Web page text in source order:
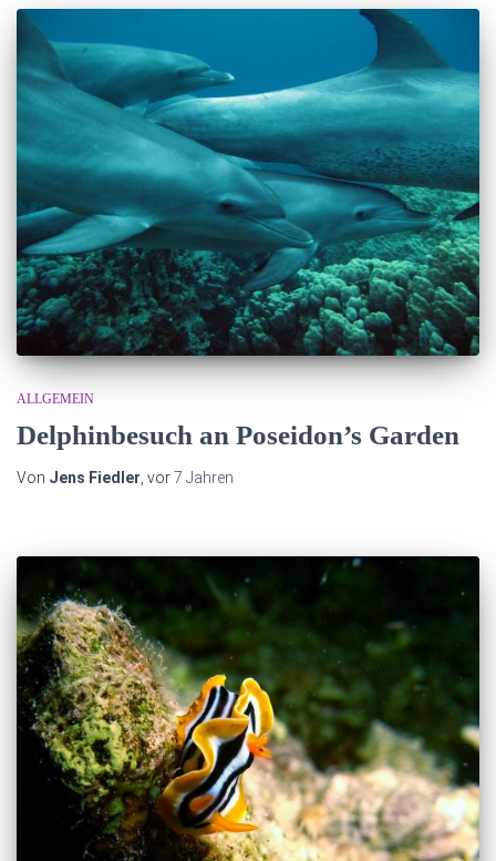
ALLGEMEIN
Delphinbesuch an Poseidon’s Garden
Von Jens Fiedler, vor7 Jahren